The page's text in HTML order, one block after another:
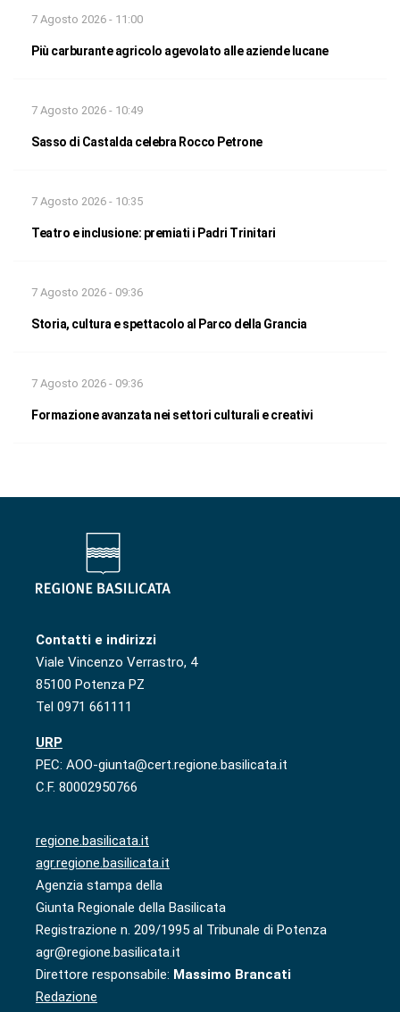
7 Agosto 2026 - 11:00
Più carburante agricolo agevolato alle aziende lucane
7 Agosto 2026 - 10:49
Sasso di Castalda celebra Rocco Petrone
7 Agosto 2026 - 10:35
Teatro e inclusione: premiati i Padri Trinitari
7 Agosto 2026 - 09:36
Storia, cultura e spettacolo al Parco della Grancia
7 Agosto 2026 - 09:36
Formazione avanzata nei settori culturali e creativi
Contatti e indirizzi
Viale Vincenzo Verrastro, 4
85100 Potenza PZ
Tel 0971 661111
URP
PEC: AOO-giunta@cert.regione.basilicata.it
C.F. 80002950766
regione.basilicata.it
agr.regione.basilicata.it
Agenzia stampa della
Giunta Regionale della Basilicata
Registrazione n. 209/1995 al Tribunale di Potenza
agr@regione.basilicata.it
Direttore responsabile: Massimo Brancati
Redazione